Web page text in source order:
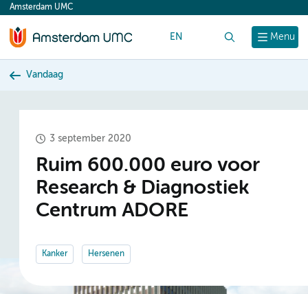
content
Menu
Amsterdam UMC
EN
Vandaag
3 september 2020
Ruim 600.000 euro voor
Research & Diagnostiek
Centrum ADORE
Kanker Hersenen